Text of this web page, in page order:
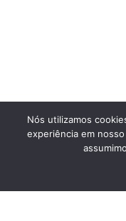
Nós utilizamos
experiência em